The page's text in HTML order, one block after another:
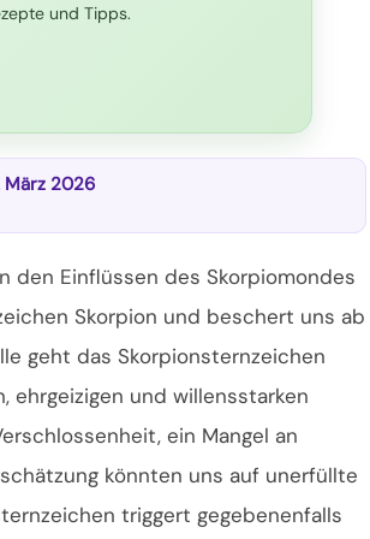
und Tipps.
2026
den Einflüssen des Skorpiomondes
Skorpion und beschert uns ab
geht das Skorpionsternzeichen
ehrgeizigen und willensstarken
ein Mangel an
könnten uns auf unerfüllte
triggert gegebenenfalls